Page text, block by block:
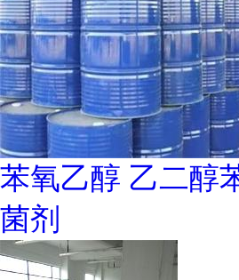
苯氧乙醇 乙二醇
菌剂